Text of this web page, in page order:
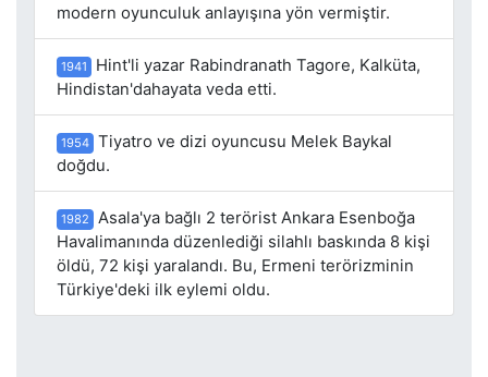
modern oyunculuk anlayışına yön vermiştir.
1941
Hint'li yazar Rabindranath Tagore, Kalküta,
Hindistan'dahayata veda etti.
1954 Tiyatro ve dizi oyuncusu Melek Baykal
doğdu.
1982
Asala'ya bağlı 2 terörist Ankara Esenboğa
Havalimanında düzenlediği silahlı baskında 8 kişi
öldü, 72 kişi yaralandı. Bu, Ermeni terörizminin
Türkiye'deki ilk eylemi oldu.